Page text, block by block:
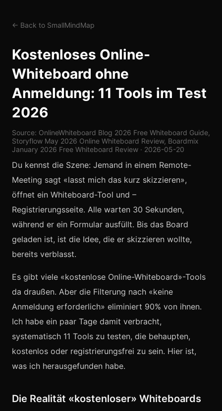
← Back to SmallMindMap
Kostenloses Online-
Whiteboard ohne
Anmeldung: 11 Tools im Test
2026
Source: OnlineWhiteboard Blog 2026 Free Whiteboard Guide,
Storyflow May 2026 Online Whiteboard Review, Boardmix
January 2026 Free Whiteboard Review · 2026-05-20
Du kennst die Szene: Jemand in einem Remote-
Meeting sagt «lasst mich das kurz skizzieren»,
öffnet ein Whiteboard-Tool und –
Registrierungsseite. Alle warten 30 Sekunden,
während er ein Formular ausfüllt. Bis das Board
geladen ist, ist die Idee, die er skizzieren wollte,
bereits verblasst.
Es gibt viele «kostenlose Online-Whiteboard»-Tools
da draußen. Aber die Filterung nach «keine
Anmeldung erforderlich» eliminiert 90% von ihnen.
Ich habe ein paar Tage damit verbracht,
systematisch 11 Tools zu testen, die behaupten,
kostenlos oder registrierungsfrei zu sein. Hier ist,
was ich herausgefunden habe.
Die Realität «kostenloser» Whiteboards